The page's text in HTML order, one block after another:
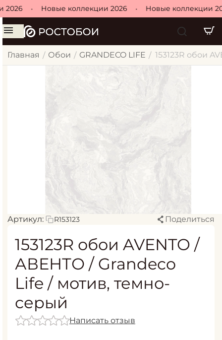
2026 Новые коллекции 2026 Новые коллекции
Главная / Обои / GRANDECO LIFE / 153123R обои
Артикул: R153123 Поделиться
153123R обои AVENTO /
АВЕНТО / Grandeco
Life / мотив, темно-
серый
Написать отзыв